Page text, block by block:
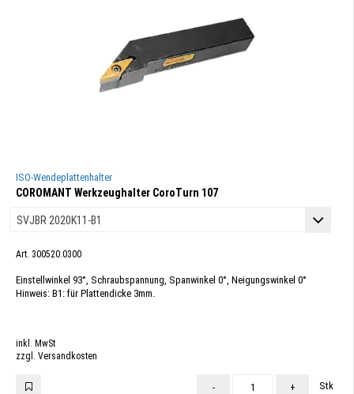
ISO-Wendeplattenhalter
COROMANT Werkzeughalter CoroTurn 107
Art. 300520.0300
Einstellwinkel 93°, Schraubspannung, Spanwinkel 0°, Neigungswinkel 0°
Hinweis: B1: für Plattendicke 3mm.
inkl. MwSt
zzgl. Versandkosten
- + Stk